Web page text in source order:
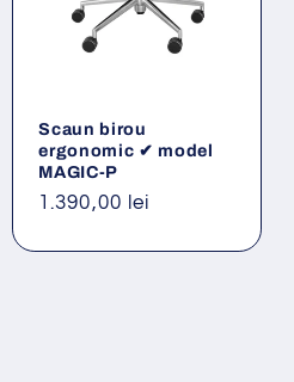
Scaun birou
ergonomic ✔ model
MAGIC-P
Preț
1.390,00 lei